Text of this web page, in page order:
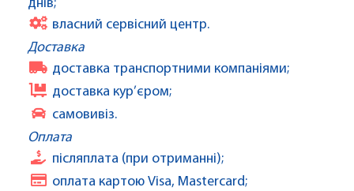
днів;
власний сервісний центр.
Доставка
доставка транспортними компаніями;
доставка кур’єром;
самовивіз.
Оплата
післяплата (при отриманні);
оплата картою Visa, Mastercard;